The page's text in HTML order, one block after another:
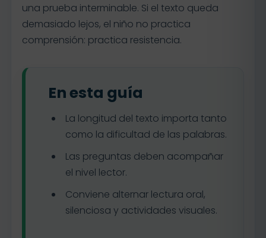
una prueba interminable. Si el texto queda
demasiado lejos, el niño no practica
comprensión: practica resistencia.
En esta guía
La longitud del texto importa tanto
como la dificultad de las palabras.
Las preguntas deben acompañar
el nivel lector.
Conviene alternar lectura oral,
silenciosa y actividades visuales.